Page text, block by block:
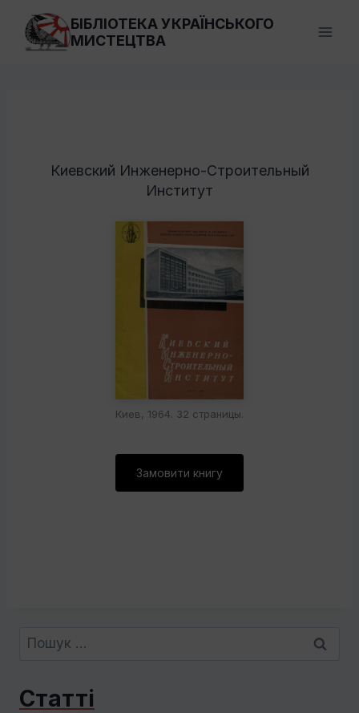
Перейти
вмісту
БІБЛІОТЕКА УКРАЇНСЬКОГО
МИСТЕЦТВА
Киевский Инженерно-Строительный
Институт
Киев, 1964. 32 страницы.
Замовити книгу
Пошук:
Статті